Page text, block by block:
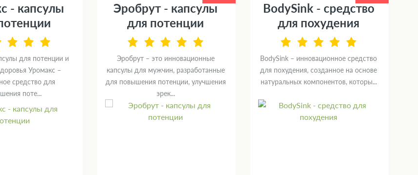
- капсулы
для потенции и
Уромакс –
средство для
поте...
Эробрут - капсулы
для потенции
Эробрут – это инновационные
капсулы для мужчин, разработанные
для повышения потенции, улучшения
эрек...
BodySink - средство
для похудения
BodySink – инновационное средство
для похудения, созданное на основе
натуральных компонентов, которы...